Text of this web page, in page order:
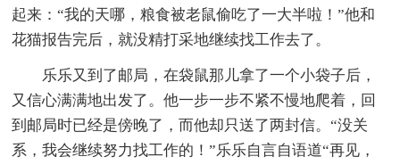
起来：“我的天哪，粮食被老鼠偷吃了一大半啦！”他和
花猫报告完后，就没精打采地继续找工作去了。
乐乐又到了邮局，在袋鼠那儿拿了一个小袋子后，
又信心满满地出发了。他一步一步不紧不慢地爬着，回
到邮局时已经是傍晚了，而他却只送了两封信。“没关
系，我会继续努力找工作的！”乐乐自言自语道“再见，